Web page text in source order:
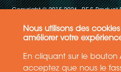
Nous utilisons des
améliorer votre
En cliquant sur le bouton
acceptez que nous le
Copyright © 2015-2026 - P.E.S. Product
Politique de
Conditions